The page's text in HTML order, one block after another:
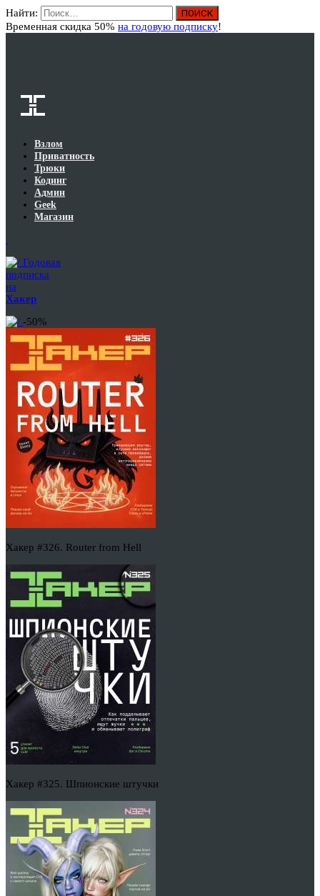
Найти:
Временная скидка 50% на годовую подписку!
Взлом
Приватность
Трюки
Кодинг
Админ
Geek
Магазин
Годовая
подписка
на
Хакер
-50%
Хакер #326. Router from Hell
Хакер #325. Шпионские штучки